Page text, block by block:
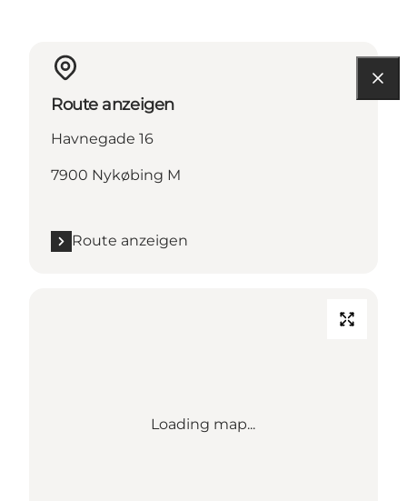
Route anzeigen
Havnegade 16
7900 Nykøbing M
Route anzeigen
Loading map...